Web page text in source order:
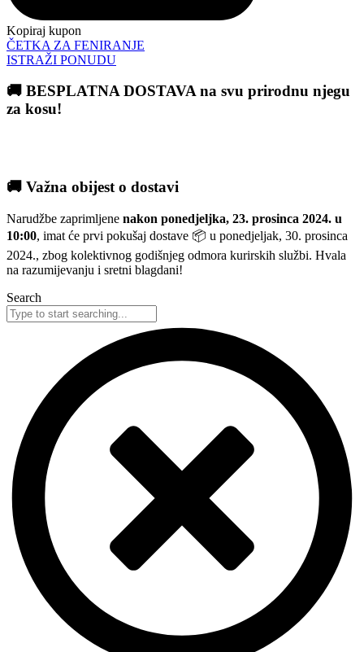
Kopiraj kupon
ČETKA ZA FENIRANJE
ISTRAŽI PONUDU
🚚 BESPLATNA DOSTAVA na svu prirodnu njegu
za kosu!
🚚 Važna obijest o dostavi
Narudžbe zaprimljene nakon ponedjeljka, 23. prosinca 2024. u
10:00, imat će prvi pokušaj dostave 📦 u ponedjeljak, 30. prosinca
2024., zbog kolektivnog godišnjeg odmora kurirskih službi. Hvala
na razumijevanju i sretni blagdani!
Search